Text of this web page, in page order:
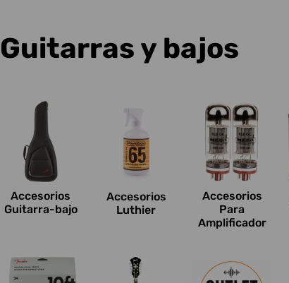
C
c
c
Guitarras y bajos
Accesorios
Guitarra-bajo
Accesorios
Luthier
Accesorios
Para
Amplificador